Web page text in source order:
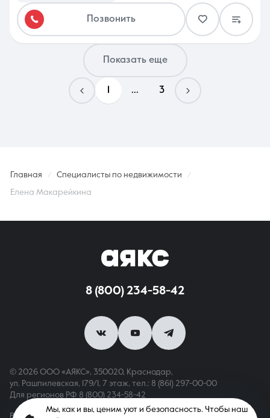
Позвонить
Показать еще
1 ... 3
Главная Специалисты по недвижимости
Елена Макарейкина
8 (800) 234-58-42
© 2026 ООО «АЯКС», 350020, Краснодар,
ул. Рашпилевская, 179/1, 7 этаж, тел.: 8 (861) 297-00-00
Для регионов РФ 8 (800) 234-58-42
Мы, как и вы, ценим уют и безопасность. Чтобы наш